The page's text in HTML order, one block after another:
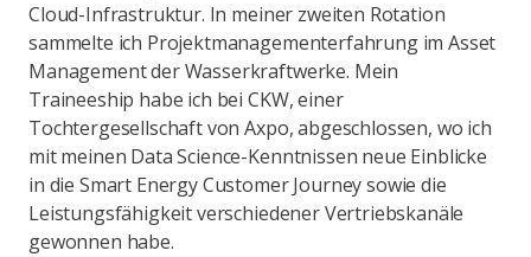
Cloud-Infrastruktur. In meiner zweiten Rotation
sammelte ich Projektmanagementerfahrung im Asset
Management der Wasserkraftwerke. Mein
Traineeship habe ich bei CKW, einer
Tochtergesellschaft von Axpo, abgeschlossen, wo ich
mit meinen Data Science-Kenntnissen neue Einblicke
in die Smart Energy Customer Journey sowie die
Leistungsfähigkeit verschiedener Vertriebskanäle
gewonnen habe.